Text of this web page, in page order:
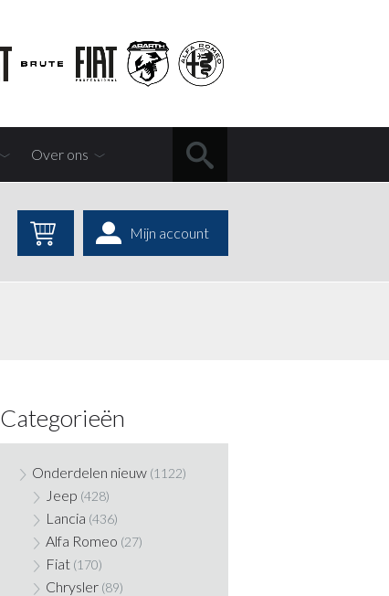
Over ons
Mijn account
Categorieën
Onderdelen nieuw (1122)
Jeep (428)
Lancia (436)
Alfa Romeo (27)
Fiat (170)
Chrysler (89)